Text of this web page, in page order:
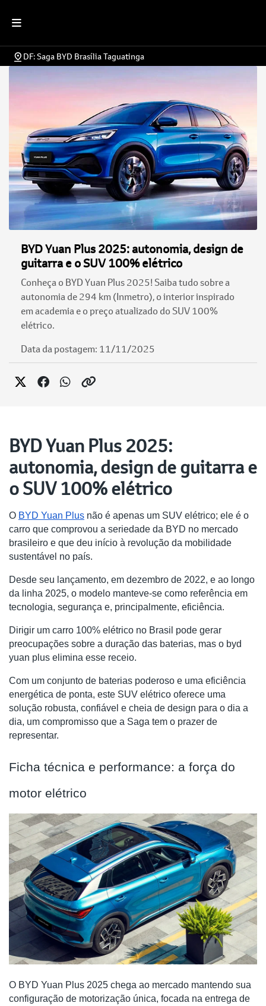
DF: Saga BYD Brasília Taguatinga
BYD Yuan Plus 2025: autonomia, design de
guitarra e o SUV 100% elétrico
Conheça o BYD Yuan Plus 2025! Saiba tudo sobre a
autonomia de 294 km (Inmetro), o interior inspirado
em academia e o preço atualizado do SUV 100%
elétrico.
Data da postagem: 11/11/2025
BYD Yuan Plus 2025:
autonomia, design de guitarra e
o SUV 100% elétrico
O BYD Yuan Plus não é apenas um SUV elétrico; ele é o
carro que comprovou a seriedade da BYD no mercado
brasileiro e que deu início à revolução da mobilidade
sustentável no país.
Desde seu lançamento, em dezembro de 2022, e ao longo
da linha 2025, o modelo manteve-se como referência em
tecnologia, segurança e, principalmente, eficiência.
Dirigir um carro 100% elétrico no Brasil pode gerar
preocupações sobre a duração das baterias, mas o byd
yuan plus elimina esse receio.
Com um conjunto de baterias poderoso e uma eficiência
energética de ponta, este SUV elétrico oferece uma
solução robusta, confiável e cheia de design para o dia a
dia, um compromisso que a Saga tem o prazer de
representar.
Ficha técnica e performance: a força do
motor elétrico
O BYD Yuan Plus 2025 chega ao mercado mantendo sua
configuração de motorização única, focada na entrega de